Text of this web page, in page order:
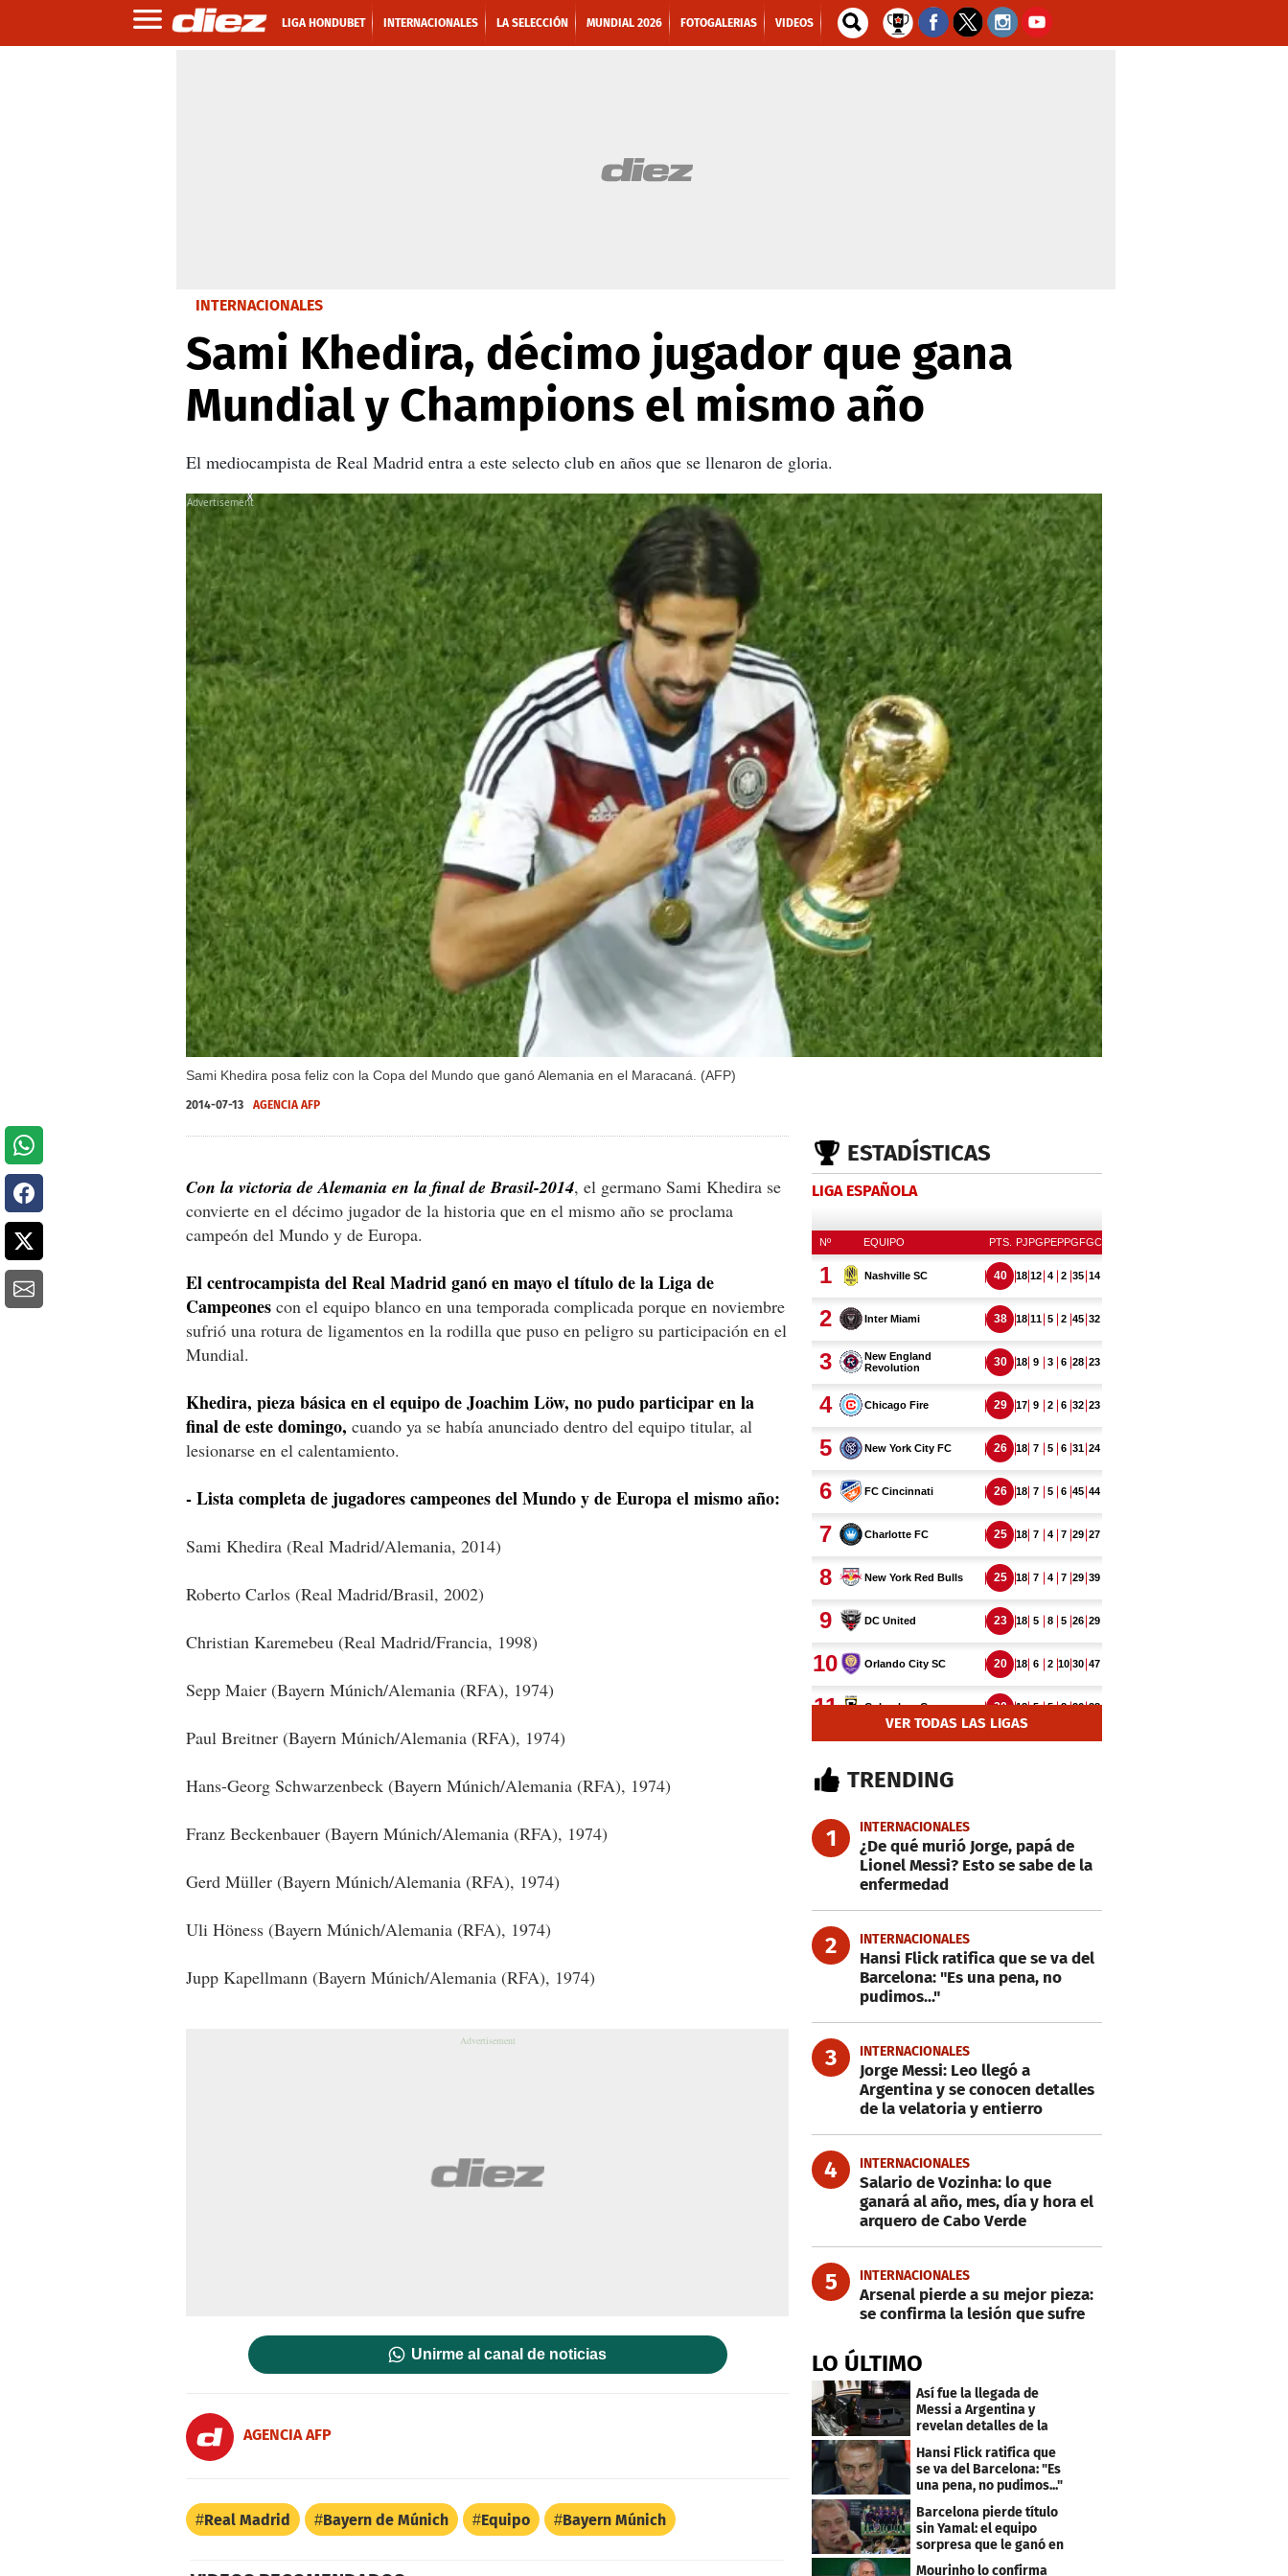
LIGA HONDUBET INTERNACIONALES LA SELECCIÓN MUNDIAL 2026 FOTOGALERIAS VIDEOS
INTERNACIONALES
Sami Khedira, décimo jugador que gana
Mundial y Champions el mismo año
El mediocampista de Real Madrid entra a este selecto club en años que se llenaron de gloria.
Sami Khedira posa feliz con la Copa del Mundo que ganó Alemania en el Maracaná. (AFP)
X
2014-07-13 AGENCIA AFP
Con la victoria de Alemania en la final de Brasil-2014, el germano Sami Khedira se
convierte en el décimo jugador de la historia que en el mismo año se proclama
campeón del Mundo y de Europa.
El centrocampista del Real Madrid ganó en mayo el título de la Liga de
Campeones con el equipo blanco en una temporada complicada porque en noviembre
sufrió una rotura de ligamentos en la rodilla que puso en peligro su participación en el
Mundial.
Khedira, pieza básica en el equipo de Joachim Löw, no pudo participar en la
final de este domingo, cuando ya se había anunciado dentro del equipo titular, al
lesionarse en el calentamiento.
- Lista completa de jugadores campeones del Mundo y de Europa el mismo año:
Sami Khedira (Real Madrid/Alemania, 2014)
Roberto Carlos (Real Madrid/Brasil, 2002)
Christian Karemebeu (Real Madrid/Francia, 1998)
Sepp Maier (Bayern Múnich/Alemania (RFA), 1974)
Paul Breitner (Bayern Múnich/Alemania (RFA), 1974)
Hans-Georg Schwarzenbeck (Bayern Múnich/Alemania (RFA), 1974)
Franz Beckenbauer (Bayern Múnich/Alemania (RFA), 1974)
Gerd Müller (Bayern Múnich/Alemania (RFA), 1974)
Uli Höness (Bayern Múnich/Alemania (RFA), 1974)
Jupp Kapellmann (Bayern Múnich/Alemania (RFA), 1974)
Unirme al canal de noticias
AGENCIA AFP
Real Madrid Bayern de Múnich Equipo Bayern Múnich
ESTADÍSTICAS
LIGA ESPAÑOLA
VER TODAS LAS LIGAS
TRENDING
1 INTERNACIONALES
¿De qué murió Jorge, papá de
Lionel Messi? Esto se sabe de la
enfermedad
2 INTERNACIONALES
Hansi Flick ratifica que se va del
Barcelona: "Es una pena, no
pudimos..."
3 INTERNACIONALES
Jorge Messi: Leo llegó a
Argentina y se conocen detalles
de la velatoria y entierro
4 INTERNACIONALES
Salario de Vozinha: lo que
ganará al año, mes, día y hora el
arquero de Cabo Verde
5 INTERNACIONALES
Arsenal pierde a su mejor pieza:
se confirma la lesión que sufre
LO ÚLTIMO
Así fue la llegada de
Messi a Argentina y
revelan detalles de la
despedida de su padre
Hansi Flick ratifica que
se va del Barcelona: "Es
una pena, no pudimos..."
Barcelona pierde título
sin Yamal: el equipo
sorpresa que le ganó en
el último minuto
Mourinho lo confirma